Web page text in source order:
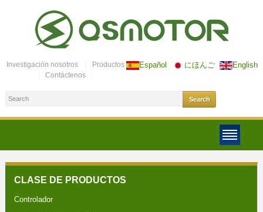
Español にほんご English
Investigación nosotros
Productos
Contáctenos
CLASE DE PRODUCTOS
Controlador